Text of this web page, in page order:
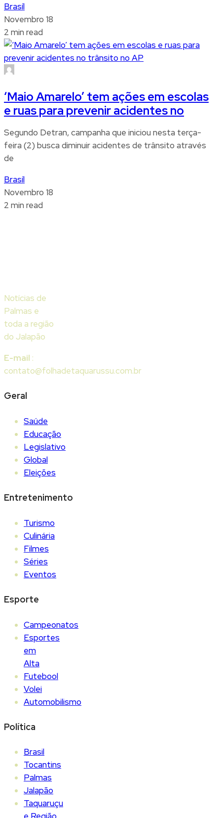
Brasíl
Novembro 18
2 min read
‘Maio Amarelo’ tem ações em escolas
e ruas para prevenir acidentes no
Segundo Detran, campanha que iniciou nesta terça-
feira (2) busca diminuir acidentes de trânsito através
de
Brasíl
Novembro 18
2 min read
Notícias de
Palmas e
toda a região
do Jalapão
E-mail :
contato@folhadetaquarussu.com.br
Geral
Saúde
Educação
Legislativo
Global
Eleições
Entretenimento
Turismo
Culinária
Filmes
Séries
Eventos
Esporte
Campeonatos
Esportes
em
Alta
Futebool
Volei
Automobilismo
Política
Brasil
Tocantins
Palmas
Jalapão
Taquaruçu